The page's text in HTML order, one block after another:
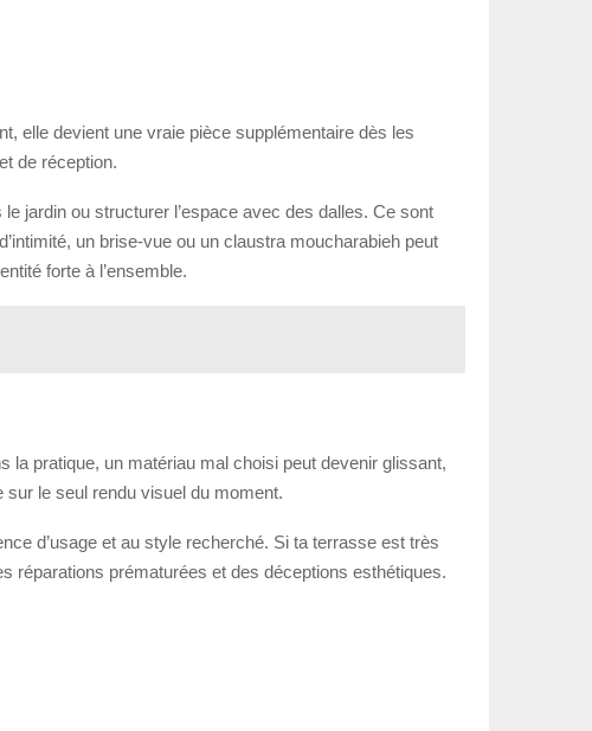
elle devient une vraie pièce supplémentaire dès les
de réception.
jardin ou structurer l’espace avec des dalles. Ce sont
un brise-vue ou un claustra moucharabieh peut
forte à l’ensemble.
la pratique, un matériau mal choisi peut devenir glissant,
sur le seul rendu visuel du moment.
d’usage et au style recherché. Si ta terrasse est très
réparations prématurées et des déceptions esthétiques.